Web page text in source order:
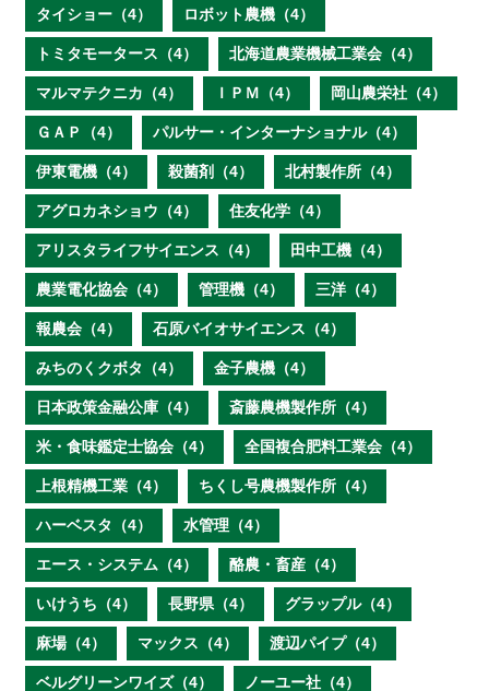
タイショー（4） ロボット農機（4）
トミタモータース（4） 北海道農業機械工業会（4）
マルマテクニカ（4） ＩＰＭ（4） 岡山農栄社（4）
ＧＡＰ（4） パルサー・インターナショナル（4）
伊東電機（4） 殺菌剤（4） 北村製作所（4）
アグロカネショウ（4） 住友化学（4）
アリスタライフサイエンス（4） 田中工機（4）
農業電化協会（4） 管理機（4） 三洋（4）
報農会（4） 石原バイオサイエンス（4）
みちのくクボタ（4） 金子農機（4）
日本政策金融公庫（4） 斎藤農機製作所（4）
米・食味鑑定士協会（4） 全国複合肥料工業会（4）
上根精機工業（4） ちくし号農機製作所（4）
ハーベスタ（4） 水管理（4）
エース・システム（4） 酪農・畜産（4）
いけうち（4） 長野県（4） グラップル（4）
麻場（4） マックス（4） 渡辺パイプ（4）
ベルグリーンワイズ（4） ノーユー社（4）